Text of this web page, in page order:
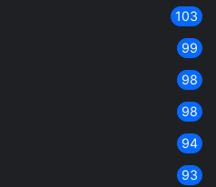
103
99
98
98
94
93